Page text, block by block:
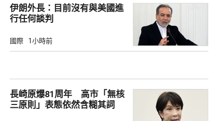
伊朗外長：目前沒有與美國進
行任何談判
國際 1小時前
長崎原爆81周年 高市「無核
三原則」表態依然含糊其詞